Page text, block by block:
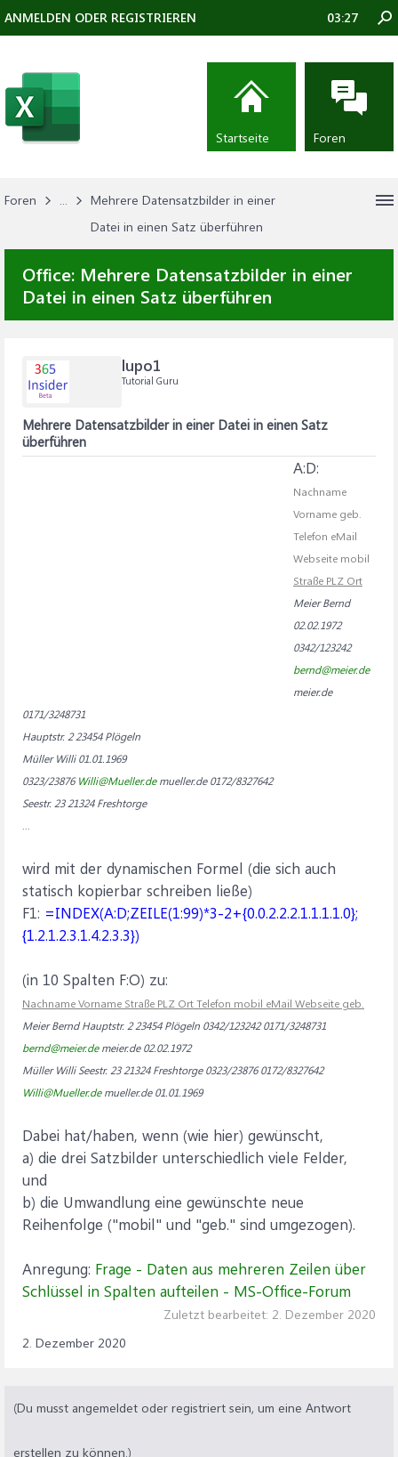
Foren ...
Mehrere Datensatzbilder in einer
Datei in einen Satz überführen
Office: Mehrere Datensatzbilder in einer
Datei in einen Satz überführen
lupo1
Tutorial Guru
Mehrere Datensatzbilder in einer Datei in einen Satz
überführen
A:D:
Nachname
Vorname geb.
Telefon eMail
Webseite mobil
Straße PLZ Ort
Meier Bernd
02.02.1972
0342/123242
bernd@meier.de
meier.de
0171/3248731
Hauptstr. 2 23454 Plögeln
Müller Willi 01.01.1969
0323/23876Willi@Mueller.demueller.de 0172/8327642
Seestr. 23 21324 Freshtorge
wird mit der dynamischen Formel (die sich auch
statisch kopierbar schreiben ließe)
F1: =INDEX(A:D;ZEILE(1:99)*3-2+{0.0.2.2.2.1.1.1.1.0};
{1.2.1.2.3.1.4.2.3.3})
(in 10 Spalten F:O) zu:
Nachname Vorname Straße PLZ Ort Telefon mobil eMail Webseite geb.
Meier Bernd Hauptstr. 2 23454 Plögeln 0342/123242 0171/3248731
bernd@meier.demeier.de02.02.1972
Müller Willi Seestr. 23 21324 Freshtorge 0323/23876 0172/8327642
Willi@Mueller.demueller.de01.01.1969
Dabei hat/haben, wenn (wie hier) gewünscht,
a) die drei Satzbilder unterschiedlich viele Felder,
und
b) die Umwandlung eine gewünschte neue
Reihenfolge ("mobil" und "geb." sind umgezogen).
Anregung: Frage - Daten aus mehreren Zeilen über
Schlüssel in Spalten aufteilen - MS-Office-Forum
Zuletzt bearbeitet: 2. Dezember 2020
2. Dezember 2020
(Du musst angemeldet oder registriert sein, um eine Antwort
erstellen zu können.)
ANMELDEN ODER REGISTRIEREN 03:27
Startseite Foren